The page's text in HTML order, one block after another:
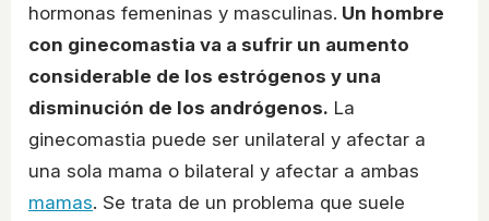
hormonas femeninas y masculinas. Un hombre
con ginecomastia va a sufrir un aumento
considerable de los estrógenos y una
disminución de los andrógenos. La
ginecomastia puede ser unilateral y afectar a
una sola mama o bilateral y afectar a ambas
mamas. Se trata de un problema que suele